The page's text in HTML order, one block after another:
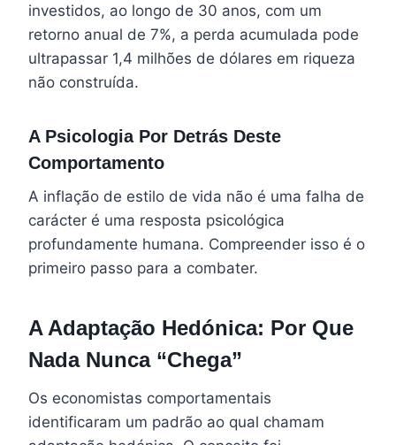
investidos, ao longo de 30 anos, com um
retorno anual de 7%, a perda acumulada pode
ultrapassar 1,4 milhões de dólares em riqueza
não construída.
A Psicologia Por Detrás Deste
Comportamento
A inflação de estilo de vida não é uma falha de
carácter é uma resposta psicológica
profundamente humana. Compreender isso é o
primeiro passo para a combater.
A Adaptação Hedónica: Por Que
Nada Nunca “Chega”
Os economistas comportamentais
identificaram um padrão ao qual chamam